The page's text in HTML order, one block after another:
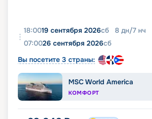
18:0019 сентября 2026сб 8 дн/7 нч
07:0026 сентября 2026сб
Вы посетите 3 страны:
MSC World America
КОМФОРТ